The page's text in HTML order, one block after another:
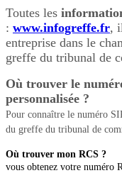
Toutes les
: www.infogreffe.fr,
entreprise dans le
greffe du tribunal de
Où trouver le
personnalisée ?
Pour connaître le numéro
du greffe du tribunal de
Où trouver mon RCS ?
vous obtenez votre numéro